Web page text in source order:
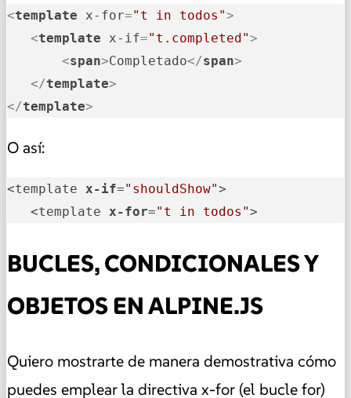
<template x-for="t in todos">
<template x-if="t.completed">
<span>Completado</span>
</template>
</template>
O así:
<template x-if="shouldShow">
   <template
x-for="t in todos">
BUCLES, CONDICIONALES Y
OBJETOS EN ALPINE.JS
Quiero mostrarte de manera demostrativa cómo
puedes emplear la directiva x-for (el bucle for)